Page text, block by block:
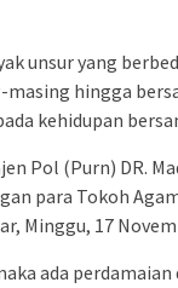
unsur yang
hingga
kehidupan
Pol (Purn) DR.
para Tokoh
Minggu, 17
ada